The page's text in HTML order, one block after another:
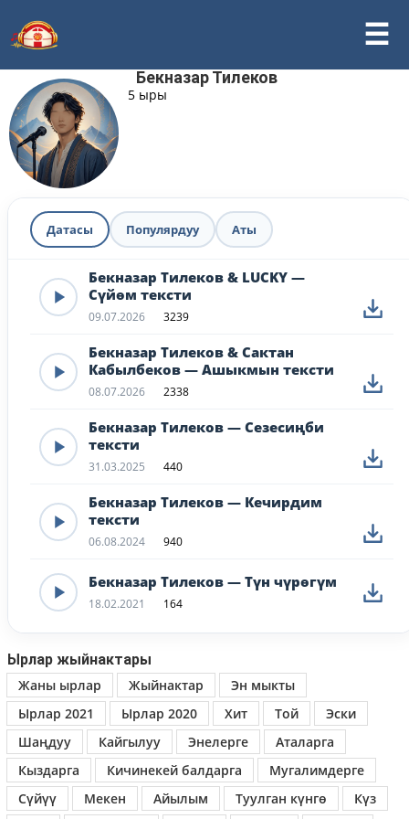
Бекназар Тилеков
5 ыры
Датасы Популярдуу Аты
Бекназар Тилеков & LUCKY —
Сүйөм тексти
09.07.2026 3239
Бекназар Тилеков & Сактан
Кабылбеков — Ашыкмын тексти
08.07.2026 2338
Бекназар Тилеков — Сезесиңби
тексти
31.03.2025 440
Бекназар Тилеков — Кечирдим
тексти
06.08.2024 940
Бекназар Тилеков — Түн чүрөгүм
18.02.2021 164
Ырлар жыйнактары
Жаны ырлар
Жыйнактар
Эн мыкты
Ырлар 2021
Ырлар 2020 Хит Той
Эски
Шаңдуу
Кайгылуу Энелерге
Аталарга
Кыздарга
Кичинекей балдарга
Мугалимдерге
Сүйүү
Мекен Айылым Туулган күнгө
Күз